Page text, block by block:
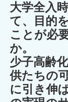
大学全入
て、目的
ことが必
か。
少子高齢
供たちの
に引き伸